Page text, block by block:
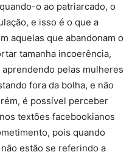
o ao patriarcado, o
e isso é o que a
aquelas que abandonam o
tamanha incoerência,
pelas mulheres
fora da bolha, e não
é possível perceber
textões facebookianos
pois quando
estão se referindo a